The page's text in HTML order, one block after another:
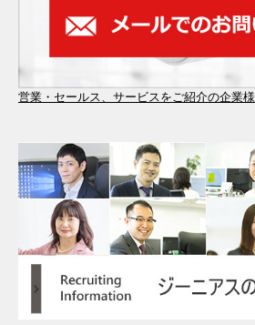
営業・セールス、サービスをご紹介の企業様